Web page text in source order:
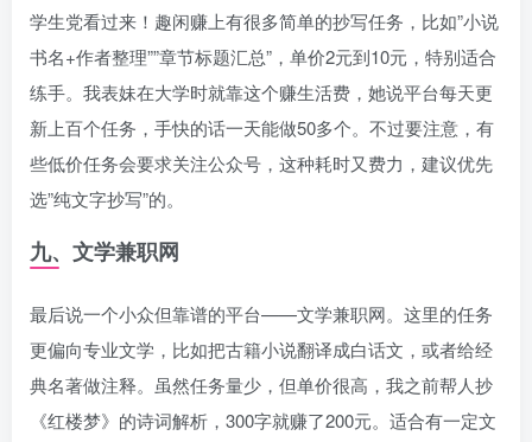
学生党看过来！趣闲赚上有很多简单的抄写任务，比如”小说
书名+作者整理””章节标题汇总”，单价2元到10元，特别适合
练手。我表妹在大学时就靠这个赚生活费，她说平台每天更
新上百个任务，手快的话一天能做50多个。不过要注意，有
些低价任务会要求关注公众号，这种耗时又费力，建议优先
选”纯文字抄写”的。
九、文学兼职网
最后说一个小众但靠谱的平台——文学兼职网。这里的任务
更偏向专业文学，比如把古籍小说翻译成白话文，或者给经
典名著做注释。虽然任务量少，但单价很高，我之前帮人抄
《红楼梦》的诗词解析，300字就赚了200元。适合有一定文